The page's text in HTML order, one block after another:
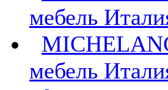
мебель
мебель